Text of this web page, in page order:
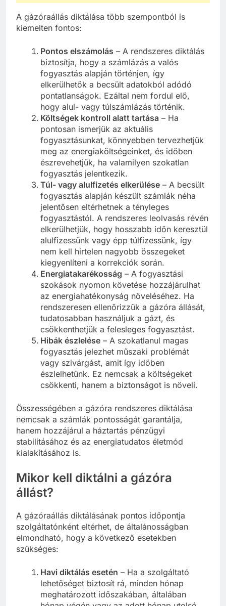
A gázóraállás diktálása több szempontból is
kiemelten fontos:
Pontos elszámolás – A rendszeres diktálás
biztosítja, hogy a számlázás a valós
fogyasztás alapján történjen, így
elkerülhetők a becsült adatokból adódó
pontatlanságok. Ezáltal nem fordul elő,
hogy alul- vagy túlszámlázás történik.
Költségek kontroll alatt tartása – Ha
pontosan ismerjük az aktuális
fogyasztásunkat, könnyebben tervezhetjük
meg az energiaköltségeinket, és időben
észrevehetjük, ha valamilyen szokatlan
fogyasztás jelentkezik.
Túl- vagy alulfizetés elkerülése – A becsült
fogyasztás alapján készült számlák néha
jelentősen eltérhetnek a tényleges
fogyasztástól. A rendszeres leolvasás révén
elkerülhetjük, hogy hosszabb időn keresztül
alulfizessünk vagy épp túlfizessünk, így
nem kell hirtelen nagyobb összegeket
kiegyenlíteni a korrekciók során.
Energiatakarékosság – A fogyasztási
szokások nyomon követése hozzájárulhat
az energiahatékonyság növeléséhez. Ha
rendszeresen ellenőrizzük a gázóra állását,
tudatosabban használjuk a gázt, és
csökkenthetjük a felesleges fogyasztást.
Hibák észlelése – A szokatlanul magas
fogyasztás jelezhet műszaki problémát
vagy szivárgást, amit így időben
észlelhetünk. Ez nemcsak a költségeket
csökkenti, hanem a biztonságot is növeli.
Összességében a gázóra rendszeres diktálása
nemcsak a számlák pontosságát garantálja,
hanem hozzájárul a háztartás pénzügyi
stabilitásához és az energiatudatos életmód
kialakításához is.
Mikor kell diktálni a gázóra
állást?
A gázóraállás diktálásának pontos időpontja
szolgáltatónként eltérhet, de általánosságban
elmondható, hogy a következő esetekben
szükséges:
Havi diktálás esetén – Ha a szolgáltató
lehetőséget biztosít rá, minden hónap
meghatározott időszakában, általában